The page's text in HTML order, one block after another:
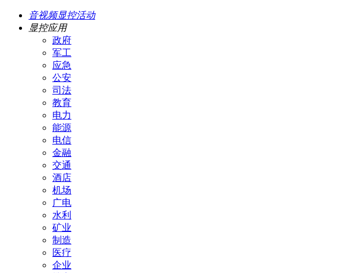
音视频显控活动
显控应用
政府
军工
应急
公安
司法
教育
电力
能源
电信
金融
交通
酒店
机场
广电
水利
矿业
制造
医疗
企业